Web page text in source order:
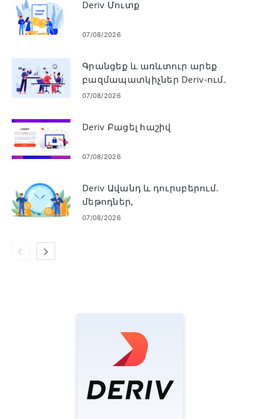
Deriv Մուտք
07/08/2026
Գրանցեք և առևտուր արեք
բազմապատկիչներ Deriv-ում.
քայլ առ քայլ
07/08/2026
Deriv Բացել հաշիվ
07/08/2026
Deriv Ավանդ և դուրսբերում.
մեթոդներ,
սահմանափակումներ,
07/08/2026